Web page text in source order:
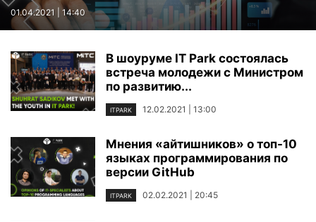
01.04.2021 | 14:40
В шоуруме IT Park состоялась
встреча молодежи с Министром
по развитию...
ITPARK 12.02.2021 | 13:00
Мнения «айтишников» о топ-10
языках программирования по
версии GitHub
ITPARK 02.02.2021 | 20:45